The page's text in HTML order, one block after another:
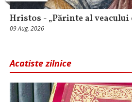
Hristos - „Părinte al veacului
09 Aug, 2026
Acatiste zilnice